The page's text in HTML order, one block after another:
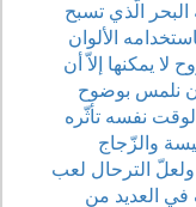
البحر الّذي تسبح
الألوان
لا يمكنها إلاّ أن
أن نلمس بوضوح
نفسه تأثّره
والزّجاج
الترحال لعب
العديد من